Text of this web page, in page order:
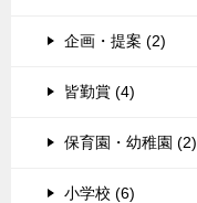
企画・提案 (2)
皆勤賞 (4)
保育園・幼稚園 (2)
小学校 (6)